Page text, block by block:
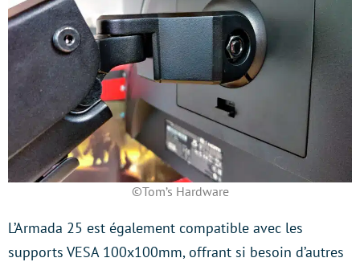
©Tom’s Hardware
L’Armada 25 est également compatible avec les
supports VESA 100x100mm, offrant si besoin d’autres